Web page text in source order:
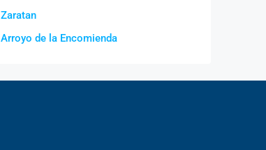
Zaratan
Arroyo de la Encomienda